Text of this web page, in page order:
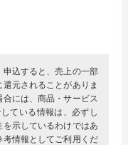
込すると、売上の一部
元されることがありま
には、商品・サービス
ている情報は、必ずし
示しているわけではあ
考情報としてご利用くだ